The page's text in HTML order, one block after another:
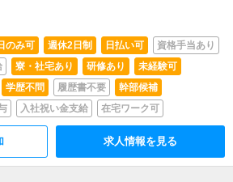
ムで協力しながらお店を運営していきます🌈
厳しすぎない雰囲気です😊🎉✨イベント企画✨
ベントどうかな？」アイデア大歓迎💡自分の意
やりがいある仕事です✨🏬✨新規店舗開発✨
る大きなチャレンジも可能🚀成長したい方に
す🌟――――――――――――🔰未経験の方へ
最初から全部できなくてOK
から少しずつ覚えていけます🔰優しい先輩が
ォロー😊安心して一歩踏み出してください🌸
時間や出勤日の相談もOK🕒学校やプライベー
がら無理なく働けます🍀🚗✨ドライバー希望
齢制限はありません🙆‍♂️幅広く募集しておりま
のみ可 週休2日制 日払い可
資格手当あり
寮・社宅あり 研修あり
未経験可
学歴不問 履歴書不要
幹部候補
入社祝い金支給 在宅ワーク可
求人情報を見る